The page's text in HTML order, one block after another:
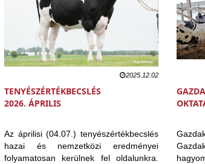
2025.12.02
TENYÉSZÉRTÉKBECSLÉS
2026. ÁPRILIS
Az áprilisi (04.07.) tenyészértékbecslés
hazai és nemzetközi eredményei
folyamatosan kerülnek fel oldalunkra.